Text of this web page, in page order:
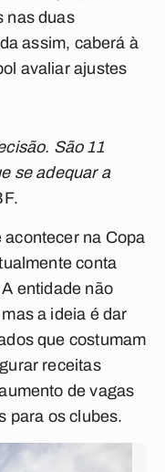
nas duas
assim, caberá à
avaliar ajustes
São 11
se adequar a
na Copa
conta
entidade não
a ideia é dar
que costumam
receitas
de vagas
para os clubes.